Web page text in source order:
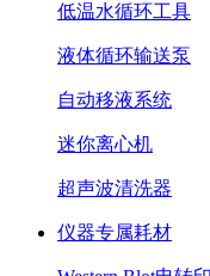
低温水循环工具
液体循环输送泵
自动移液系统
迷你离心机
超声波清洗器
仪器专属耗材